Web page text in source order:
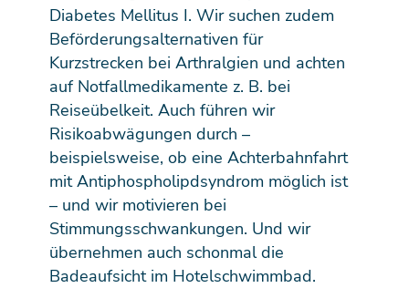
Diabetes Mellitus I. Wir suchen zudem
Beförderungsalternativen für
Kurzstrecken bei Arthralgien und achten
auf Notfallmedikamente z. B. bei
Reiseübelkeit. Auch führen wir
Risikoabwägungen durch –
beispielsweise, ob eine Achterbahnfahrt
mit Antiphospholipdsyndrom möglich ist
– und wir motivieren bei
Stimmungsschwankungen. Und wir
übernehmen auch schonmal die
Badeaufsicht im Hotelschwimmbad.